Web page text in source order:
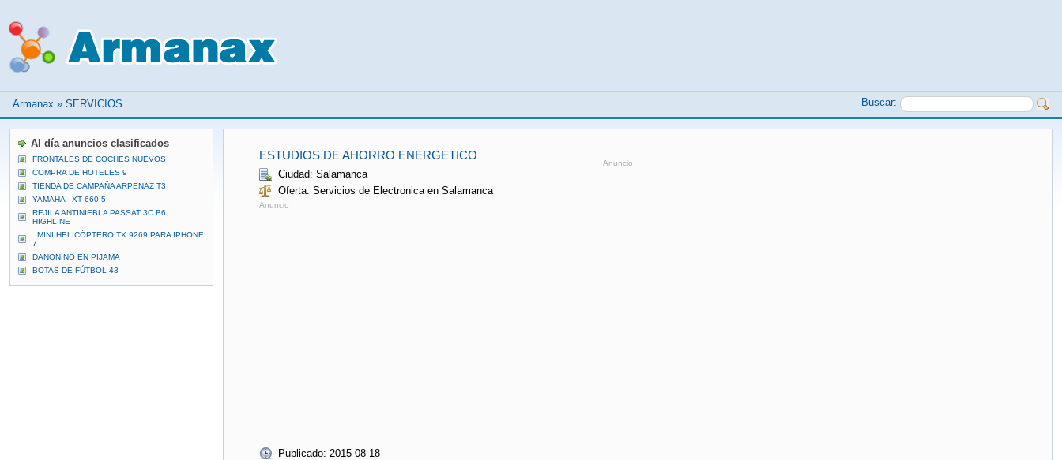
Armanax » SERVICIOS Buscar:
ESTUDIOS DE AHORRO ENERGETICO
Ciudad: Salamanca
Oferta: Servicios de Electronica en Salamanca
Anuncio
Publicado: 2015-08-18
Anuncio
Al día anuncios clasificados
FRONTALES DE COCHES NUEVOS
COMPRA DE HOTELES 9
TIENDA DE CAMPAÑA ARPENAZ T3
YAMAHA - XT 660 5
REJILA ANTINIEBLA PASSAT 3C B6
HIGHLINE
. MINI HELICÓPTERO TX 9269 PARA IPHONE
7
DANONINO EN PIJAMA
BOTAS DE FÚTBOL 43